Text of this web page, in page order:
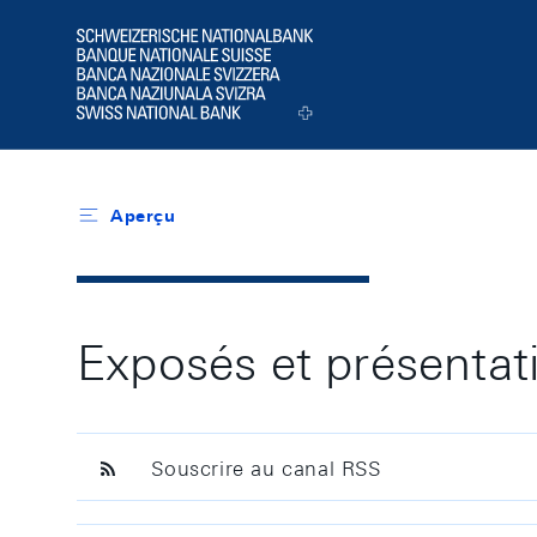
Logo
Aperçu
Exposés et
Souscrire au canal RSS